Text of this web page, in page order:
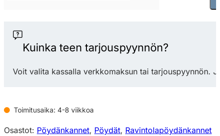
ABS
ravintolapöydänkansi
määrä
Kuinka teen tarjouspyynnön?
Voit valita kassalla verkkomaksun tai tarjouspyynnön.
Toimitusaika: 4-8 viikkoa
Osastot: Pöydänkannet, Pöydät, Ravintolapöydänkannet